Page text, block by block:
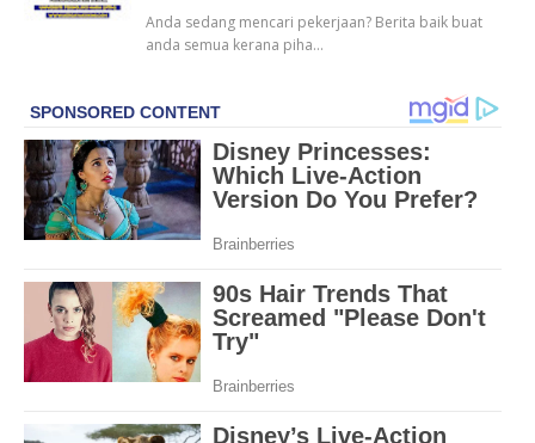
Anda sedang mencari pekerjaan? Berita baik buat
anda semua kerana piha…